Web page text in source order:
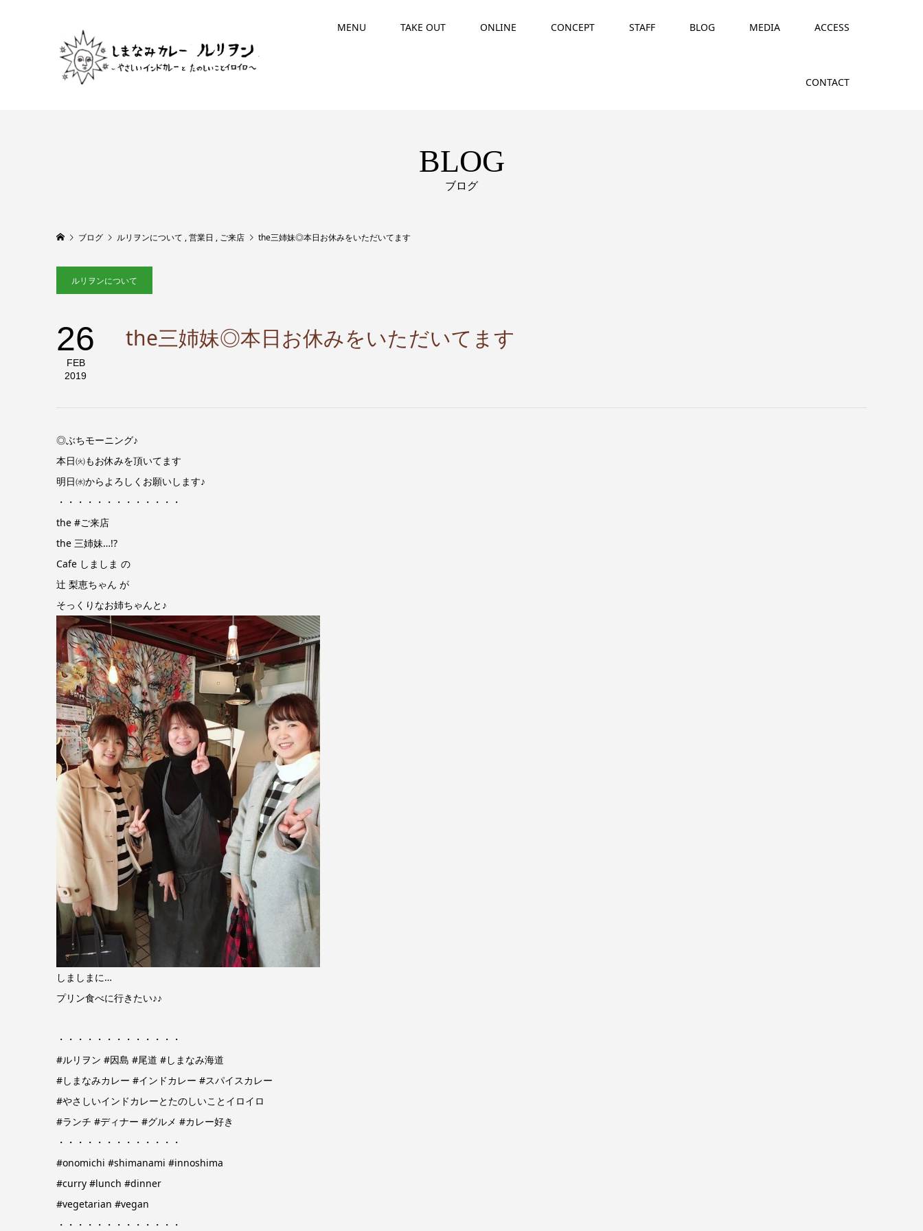
MENU TAKE OUT ONLINE CONCEPT STAFF BLOG MEDIA ACCESS
CONTACT
BLOG
ブログ
ブログ ルリヲンについて ,営業日 , ご来店 the三姉妹◎本日お休みをいただいてます
ルリヲンについて
26
FEB
2019
the三姉妹◎本日お休みをいただいてます
◎ぶちモーニング♪
本日㈫もお休みを頂いてます
明日㈬からよろしくお願いします♪
・・・・・・・・・・・・・
the #ご来店
the 三姉妹…!?
Cafe しましま の
辻 梨恵ちゃん が
そっくりなお姉ちゃんと♪
しましまに…
プリン食べに行きたい♪♪
・・・・・・・・・・・・・
#ルリヲン #因島 #尾道 #しまなみ海道
#しまなみカレー #インドカレー #スパイスカレー
#やさしいインドカレーとたのしいことイロイロ
#ランチ #ディナー #グルメ #カレー好き
・・・・・・・・・・・・・
#onomichi #shimanami #innoshima
#curry #lunch #dinner
#vegetarian #vegan
・・・・・・・・・・・・・